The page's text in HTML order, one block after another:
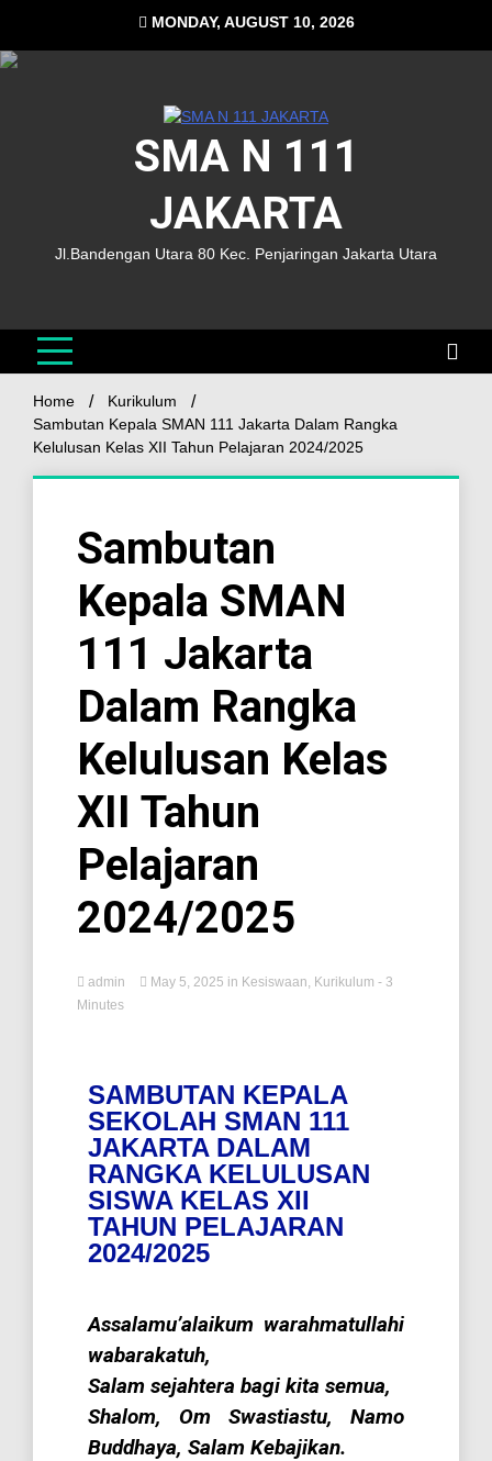
MONDAY, AUGUST 10, 2026
SMA N 111
JAKARTA
Jl.Bandengan Utara 80 Kec. Penjaringan Jakarta Utara
Home
Kurikulum
Sambutan Kepala SMAN 111 Jakarta Dalam Rangka
Kelulusan Kelas XII Tahun Pelajaran 2024/2025
Sambutan
Kepala SMAN
111 Jakarta
Dalam Rangka
Kelulusan Kelas
XII Tahun
Pelajaran
2024/2025
admin May 5, 2025 in Kesiswaan, Kurikulum - 3
Minutes
SAMBUTAN KEPALA
SEKOLAH SMAN 111
JAKARTA DALAM
RANGKA KELULUSAN
SISWA KELAS XII
TAHUN PELAJARAN
2024/2025
Assalamu’alaikum warahmatullahi
wabarakatuh,
Salam sejahtera bagi kita semua,
Shalom, Om Swastiastu, Namo
Buddhaya, Salam Kebajikan.